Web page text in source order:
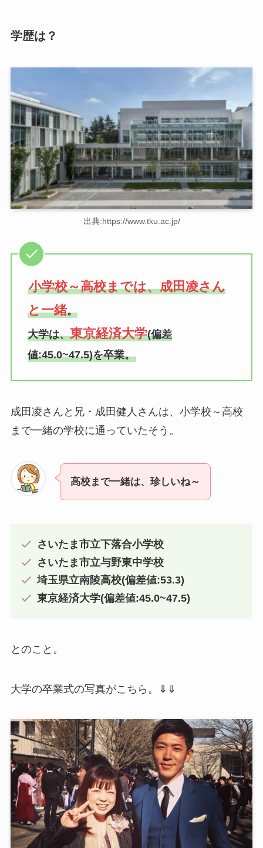
学歴は？
出典:https://www.tku.ac.jp/
小学校～高校までは、成田凌さん
と一緒。
大学は、東京経済大学(偏差
値:45.0~47.5)を卒業。
成田凌さんと兄・成田健人さんは、小学校～高校
まで一緒の学校に通っていたそう。
高校まで一緒は、珍しいね～
さいたま市立下落合小学校
さいたま市立与野東中学校
埼玉県立南陵高校(偏差値:53.3)
東京経済大学(偏差値:45.0~47.5)
とのこと。
大学の卒業式の写真がこちら。⇓⇓